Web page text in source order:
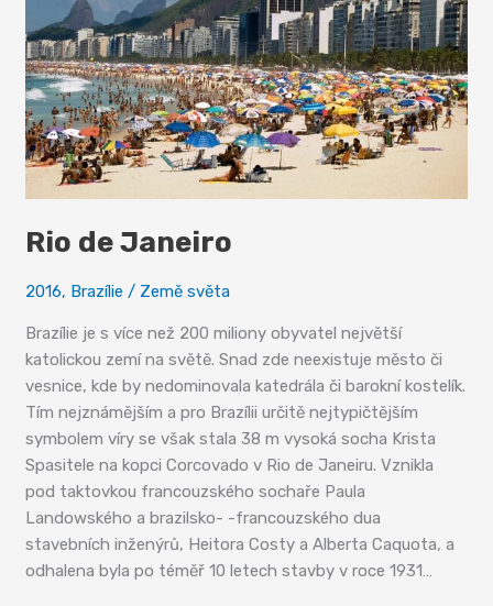
Rio de Janeiro
2016, Brazílie / Země světa
Brazílie je s více než 200 miliony obyvatel největší
katolickou zemí na světě. Snad zde neexistuje město či
vesnice, kde by nedominovala katedrála či barokní kostelík.
Tím nejznámějším a pro Brazílii určitě nejtypičtějším
symbolem víry se však stala 38 m vysoká socha Krista
Spasitele na kopci Corcovado v Rio de Janeiru. Vznikla
pod taktovkou francouzského sochaře Paula
Landowského a brazilsko- -francouzského dua
stavebních inženýrů, Heitora Costy a Alberta Caquota, a
odhalena byla po téměř 10 letech stavby v roce 1931…